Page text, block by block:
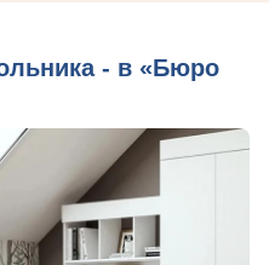
- в «Бюро